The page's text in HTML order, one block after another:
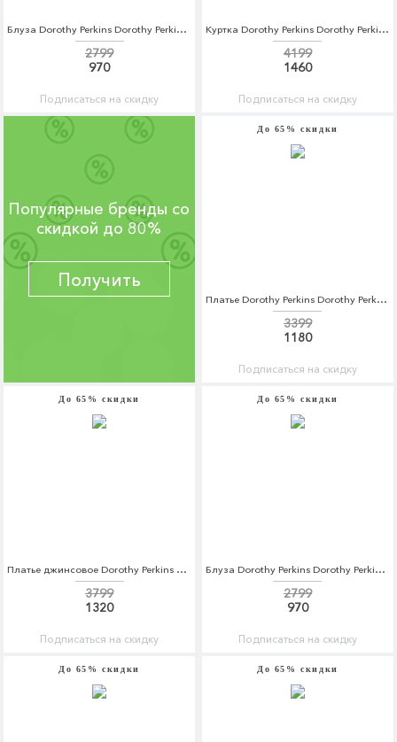
Блуза Dorothy Perkins Dorothy Perkins DO005EWBVPV4
2799
970
Подписаться на скидку
Куртка Dorothy Perkins Dorothy Perkins DO005EWBVPV9
4199
1460
Подписаться на скидку
Популярные бренды со
скидкой до 80%
Получить
До 65% скидки
Платье Dorothy Perkins Dorothy Perkins DO005EWBYDO4
3399
1180
Подписаться на скидку
До 65% скидки
Платье джинсовое Dorothy Perkins Dorothy Perkins DO005EWBYDO6
3799
1320
Подписаться на скидку
До 65% скидки
Блуза Dorothy Perkins Dorothy Perkins DO005EWBSBO5
2799
970
Подписаться на скидку
До 65% скидки До 65% скидки